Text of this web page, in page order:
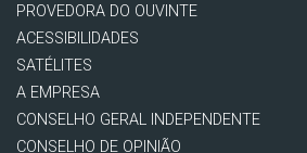
PROVEDORA DO OUVINTE
ACESSIBILIDADES
SATÉLITES
A EMPRESA
CONSELHO GERAL INDEPENDENTE
CONSELHO DE OPINIÃO